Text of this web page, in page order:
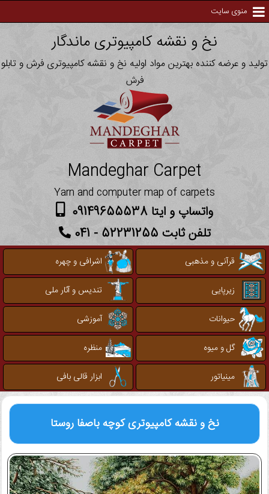
منوی سایت
نخ و نقشه کامپیوتری ماندگار
تولید و عرضه کننده بهترین مواد اولیه نخ و نقشه کامپیوتری فرش و تابلو
فرش
Mandeghar Carpet
Yarn and computer map of carpets
واتساپ و ایتا 09149655538
تلفن ثابت 52231255 - 041
قرآنی و مذهبی
اشرافی و چهره
زیرپایی
تندیس و آثار ملی
حیوانات
آموزشی
گل و میوه
منظره
مینیاتور
ابزار قالی بافی
نخ و نقشه کامپیوتریکوچه باصفا روستا